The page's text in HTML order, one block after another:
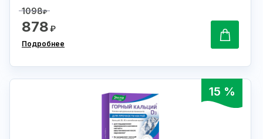
1098₽
878₽
Подробнее
15 %